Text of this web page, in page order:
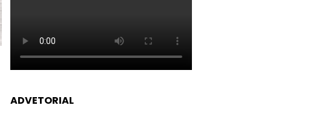
ADVETORIAL